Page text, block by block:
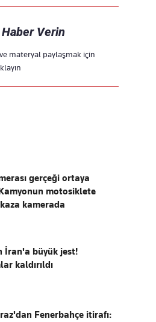
Verin
materyal paylaşmak için
gerçeği ortaya
Kamyonun motosiklete
kaza kamerada
İran'a büyük jest!
kaldırıldı
Fenerbahçe itirafı: